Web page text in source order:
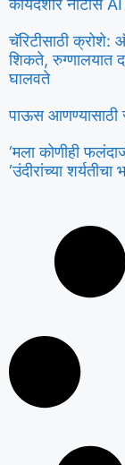
चॅरिटीसाठी
शिकते, रुग्णालयात
घालवते
पाऊस आणण्यासाठी
‘मला कोणीही
‘उंदीरांच्या